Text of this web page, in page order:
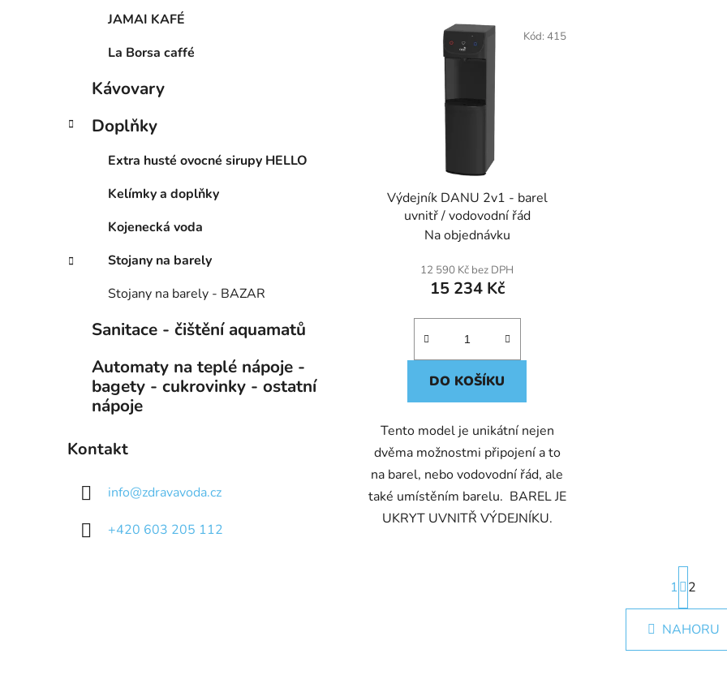
JAMAI KAFÉ
La Borsa caffé
Kávovary
Doplňky
Extra husté ovocné sirupy HELLO
Kelímky a doplňky
Kojenecká voda
Stojany na barely
Stojany na barely - BAZAR
Sanitace - čištění aquamatů
Automaty na teplé nápoje -
bagety - cukrovinky - ostatní
nápoje
Kontakt
info@zdravavoda.cz
+420 603 205 112
Výdejník DANU 2v1 - barel
uvnitř / vodovodní řád
Na objednávku
12 590 Kč bez DPH
15 234 Kč
DO KOŠÍKU
Tento model je unikátní nejen
dvěma možnostmi připojení a to
na barel, nebo vodovodní řád, ale
také umístěním barelu. BAREL JE
UKRYT UVNITŘ VÝDEJNÍKU.
Kód: 415
O
v
l
S
t
r
á
n
k
1 2
NAHORU